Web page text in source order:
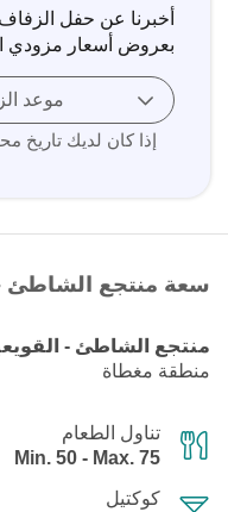
أخبرنا عن حفل
بعروض أسعار مزودي
موعد
إذا كان لديك تاريخ
سعة منتجع الشاطئ -
منتجع الشاطئ -
منطقة مغطاة
تناول الطعام
Min. 50 - Max. 75
كوكتيل